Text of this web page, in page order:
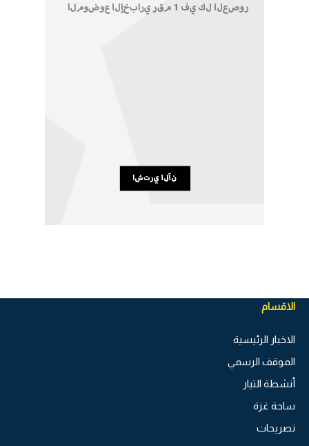
الاقسام
الاخبار الرئيسية
الموقف الرسمي
أنشطة التيار
ساحة غزة
تصريحات